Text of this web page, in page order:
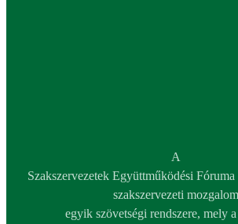
A
Szakszervezetek Együttműködési
szakszervezeti mozgalom
egyik szövetségi rendszere, mely